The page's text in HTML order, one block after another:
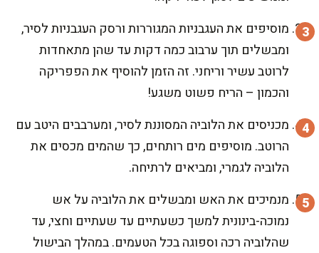
מוסיפים את העגבניות המגוררות ורסק העגבניות לסיר,
ומבשלים תוך ערבוב כמה דקות עד שהן מתאחדות
לרוטב עשיר וריחני. זה הזמן להוסיף את הפפריקה
והכמון – הריח פשוט משגע!
מכניסים את הלוביה המסוננת לסיר, ומערבבים היטב עם
הרוטב. מוסיפים מים רותחים, כך שהמים מכסים את
הלוביה לגמרי, ומביאים לרתיחה.
מנמיכים את האש ומבשלים את הלוביה על אש
נמוכה-בינונית למשך כשעתיים עד שעתיים וחצי, עד
שהלוביה רכה וספוגה בכל הטעמים. במהלך הבישול